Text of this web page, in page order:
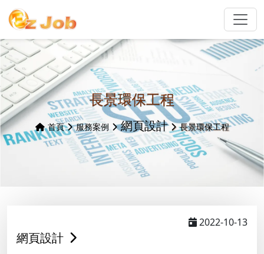
長景環保工程
首頁 服務案例 網頁設計 長景環保工程
2022-10-13
網頁設計